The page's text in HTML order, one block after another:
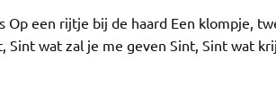
een rijtje bij de haard Een klompje,
wat zal je me geven Sint, Sint wat